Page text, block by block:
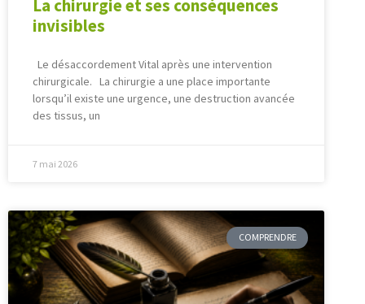
La chirurgie et ses conséquences
invisibles
Le désaccordement Vital après une intervention
chirurgicale. La chirurgie a une place importante
lorsqu’il existe une urgence, une destruction avancée
des tissus, un
7 mai 2026
COMPRENDRE